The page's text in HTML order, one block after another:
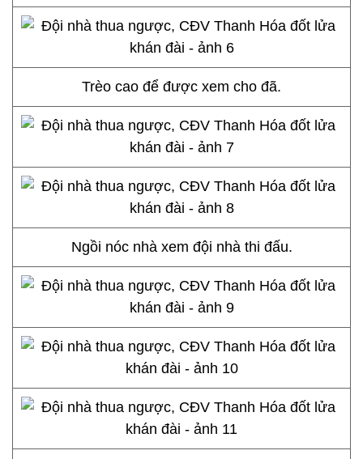
Trèo cao để được xem cho đã.
Ngồi nóc nhà xem đội nhà thi đấu.